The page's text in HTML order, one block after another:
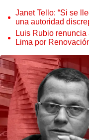
Janet Tello: “Si se
una autoridad
judicial”
Luis Rubio
Lima por